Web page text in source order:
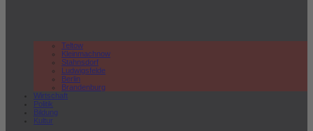
Teltow
Kleinmachnow
Stahnsdorf
Ludwigsfelde
Berlin
Brandenburg
Wirtschaft
Politik
Bildung
Kultur